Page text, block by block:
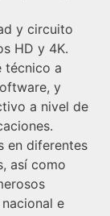
y circuito
HD y 4K.
técnico a
y
a nivel de
en diferentes
así como
e